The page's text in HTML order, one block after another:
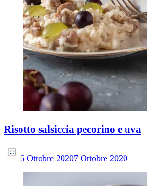
Risotto salsiccia pecorino e uva
6 Ottobre 20207 Ottobre 2020